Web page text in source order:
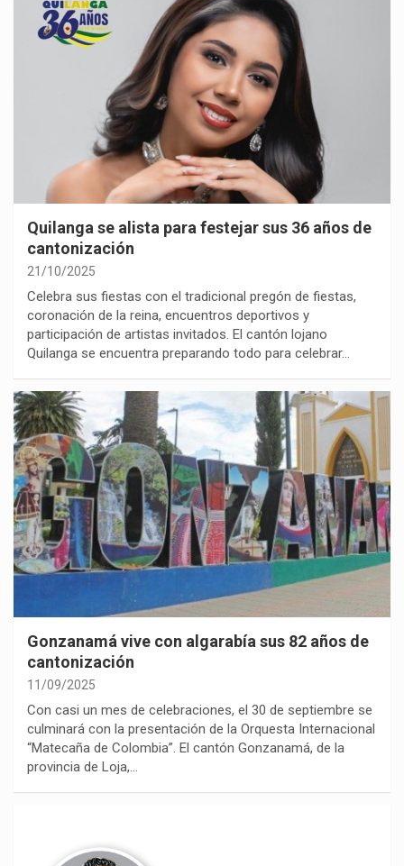
Quilanga se alista para festejar sus 36 años de
cantonización
21/10/2025
Celebra sus fiestas con el tradicional pregón de fiestas,
coronación de la reina, encuentros deportivos y
participación de artistas invitados. El cantón lojano
Quilanga se encuentra preparando todo para celebrar…
Gonzanamá vive con algarabía sus 82 años de
cantonización
11/09/2025
Con casi un mes de celebraciones, el 30 de septiembre se
culminará con la presentación de la Orquesta Internacional
“Matecaña de Colombia”. El cantón Gonzanamá, de la
provincia de Loja,…